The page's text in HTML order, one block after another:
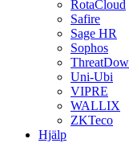
RotaCloud
Safire
Sage HR
Sophos
Uni-Ubi
VIPRE
WALLIX
ZKTeco
Hjälp